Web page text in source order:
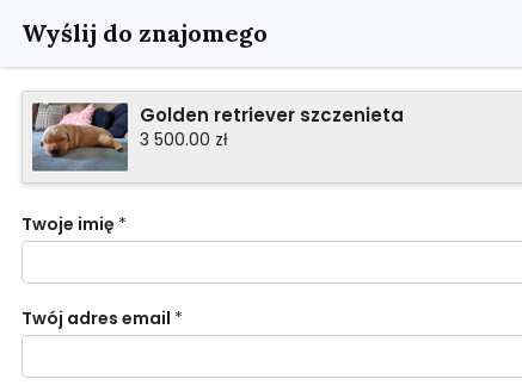
Wyślij do znajomego
Golden retriever szczenieta
3 500.00 zł
Twoje imię *
Twój adres email *